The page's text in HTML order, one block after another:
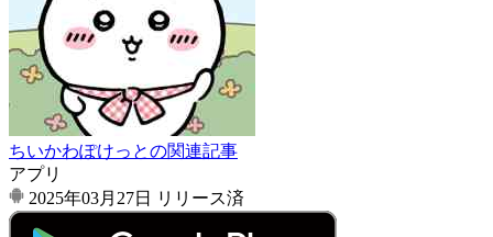
ちいかわぽけっとの関連記事
アプリ
2025年03月27日
リリース済